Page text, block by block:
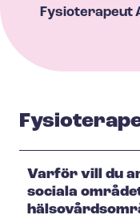
Fysioterapeut
Varför vill du
sociala